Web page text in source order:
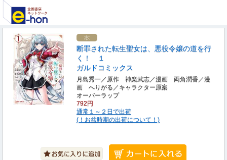
断罪された転生聖女は、悪役令嬢の道を行
く！ １
ガルドコミックス
月島秀一／原作 神楽武志／漫画 両角潤香／漫
画 へりがる／キャラクター原案
オーバーラップ
792円
通常１～２日で出荷
(！お盆時期の出荷について！)